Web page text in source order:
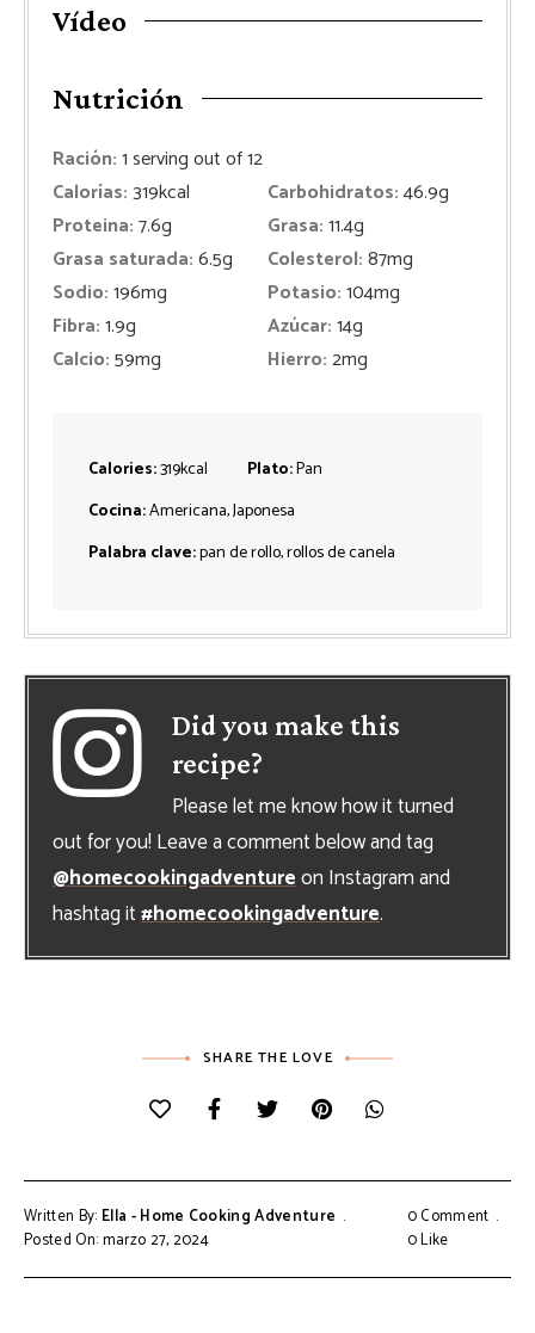
Vídeo
Nutrición
Ración:1serving out of 12
Calorías:319kcal Carbohidratos:46.9g
Proteina:7.6g Grasa:11.4g
Grasa saturada:6.5g Colesterol:87mg
Sodio:196mg Potasio:104mg
Fibra:1.9g Azúcar:14g
Calcio:59mg Hierro:2mg
Calories:319kcal Plato:Pan
Cocina:Americana, Japonesa
Palabra clave:pan de rollo, rollos de canela
Did you make this
recipe?
Please let me know how it turned
out for you! Leave a comment below and tag
@homecookingadventureon Instagram and
hashtag it#homecookingadventure.
SHARE THE LOVE
Written By: Ella - Home Cooking Adventure
Posted On: marzo 27, 2024
0 Comment
0Like